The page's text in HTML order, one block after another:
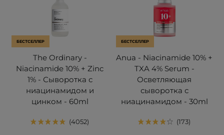
БЕСТСЕЛЛЕР
The Ordinary -
Niacinamide 10% + Zinc
1% - Сыворотка с
ниацинамидом и
цинком - 60ml
4052
БЕСТСЕЛЛЕР
Anua - Niacinamide 10% +
TXA 4% Serum -
Осветляющая
сыворотка с
ниацинамидом - 30ml
173